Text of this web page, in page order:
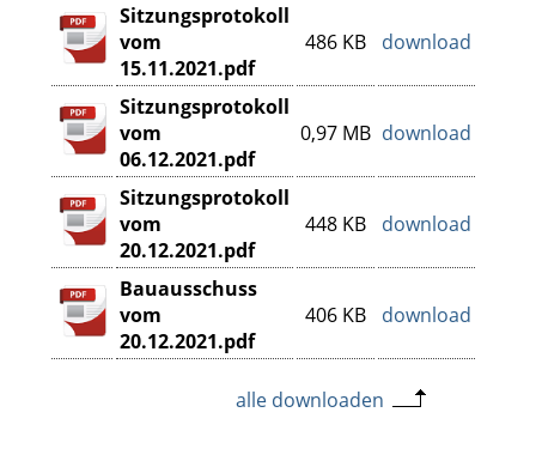
Sitzungsprotokoll
vom
15.11.2021.pdf
486 KB download
Sitzungsprotokoll
vom
06.12.2021.pdf
0,97 MB download
Sitzungsprotokoll
vom
20.12.2021.pdf
448 KB download
Bauausschuss
vom
20.12.2021.pdf
406 KB download
alle downloaden